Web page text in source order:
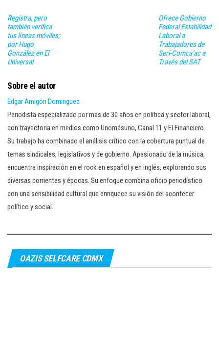
Registra, pero
también verifica
tus líneas móviles;
por Hugo
González en El
Universal
Ofrece Gobierno
Federal Estabilidad
Laboral a
Trabajadores de
Seri-Comca’ac a
Través del SAT
Sobre el autor
Edgar Amigón Dominguez
Periodista especializado por mas de 30 años en política y sector laboral,
con trayectoria en medios como Unomásuno, Canal 11 y El Financiero.
Su trabajo ha combinado el análisis crítico con la cobertura puntual de
temas sindicales, legislativos y de gobierno. Apasionado de la música,
encuentra inspiración en el rock en español y en inglés, explorando sus
diversas corrientes y épocas. Su enfoque combina oficio periodístico
con una sensibilidad cultural que enriquece su visión del acontecer
político y social.
OAZIS SELFCARE CDMX